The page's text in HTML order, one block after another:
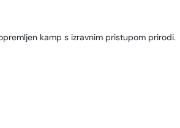
kamp s izravnim pristupom prirodi.